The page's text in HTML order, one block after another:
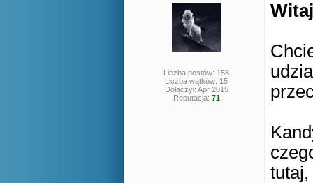
Liczba postów: 158
Liczba wątków: 15
Dołączył: Apr 2015
Reputacja: 71